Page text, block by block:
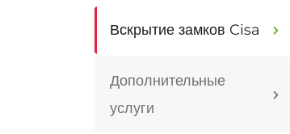
Вскрытие замков Cisa
Дополнительные
услуги